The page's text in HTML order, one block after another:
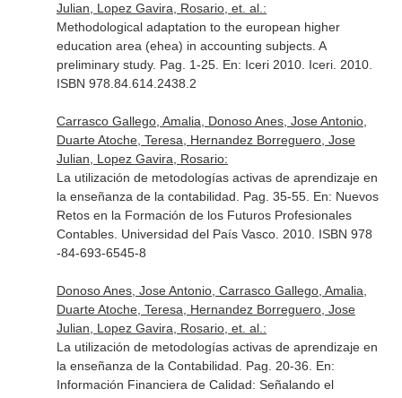
Julian, Lopez Gavira, Rosario, et. al.:
Methodological adaptation to the european higher
education area (ehea) in accounting subjects. A
preliminary study. Pag. 1-25. En: Iceri 2010. Iceri. 2010.
ISBN 978.84.614.2438.2
Carrasco Gallego, Amalia, Donoso Anes, Jose Antonio,
Duarte Atoche, Teresa, Hernandez Borreguero, Jose
Julian, Lopez Gavira, Rosario:
La utilización de metodologías activas de aprendizaje en
la enseñanza de la contabilidad. Pag. 35-55. En: Nuevos
Retos en la Formación de los Futuros Profesionales
Contables. Universidad del País Vasco. 2010. ISBN 978
-84-693-6545-8
Donoso Anes, Jose Antonio, Carrasco Gallego, Amalia,
Duarte Atoche, Teresa, Hernandez Borreguero, Jose
Julian, Lopez Gavira, Rosario, et. al.:
La utilización de metodologías activas de aprendizaje en
la enseñanza de la Contabilidad. Pag. 20-36. En:
Información Financiera de Calidad: Señalando el